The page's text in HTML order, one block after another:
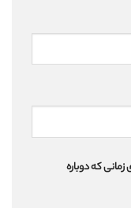
که دوباره